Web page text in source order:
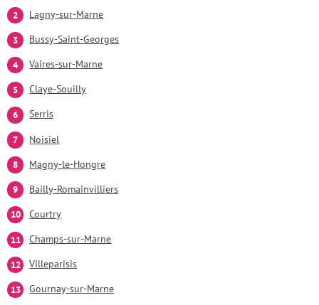
Lagny-sur-Marne
Bussy-Saint-Georges
Vaires-sur-Marne
Claye-Souilly
Serris
Noisiel
Magny-le-Hongre
Bailly-Romainvilliers
Courtry
Champs-sur-Marne
Villeparisis
Gournay-sur-Marne